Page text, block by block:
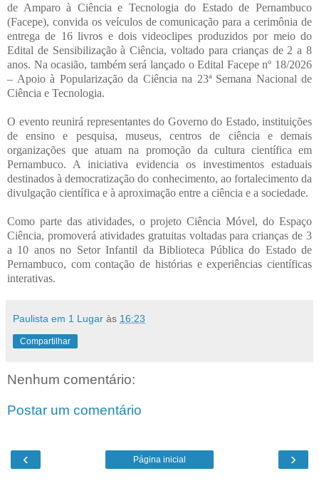
de Amparo à Ciência e Tecnologia do Estado de Pernambuco
(Facepe), convida os veículos de comunicação para a cerimônia de
entrega de 16 livros e dois videoclipes produzidos por meio do
Edital de Sensibilização à Ciência, voltado para crianças de 2 a 8
anos. Na ocasião, também será lançado o Edital Facepe nº 18/2026
– Apoio à Popularização da Ciência na 23ª Semana Nacional de
Ciência e Tecnologia.
O evento reunirá representantes do Governo do Estado, instituições
de ensino e pesquisa, museus, centros de ciência e demais
organizações que atuam na promoção da cultura científica em
Pernambuco. A iniciativa evidencia os investimentos estaduais
destinados à democratização do conhecimento, ao fortalecimento da
divulgação científica e à aproximação entre a ciência e a sociedade.
Como parte das atividades, o projeto Ciência Móvel, do Espaço
Ciência, promoverá atividades gratuitas voltadas para crianças de 3
a 10 anos no Setor Infantil da Biblioteca Pública do Estado de
Pernambuco, com contação de histórias e experiências científicas
interativas.
Paulista em 1 Lugar às 16:23
Compartilhar
Nenhum comentário:
Postar um comentário
‹ ›
Página inicial